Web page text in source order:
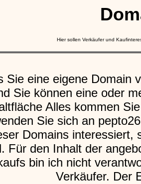
Hier sollen Verkäufer und
Sie eine eigene Domain
Sie können eine oder
Alles kommen
Sie sich an
Domains interessiert,
Für den Inhalt der
bin ich nicht
Verkäufer. Der